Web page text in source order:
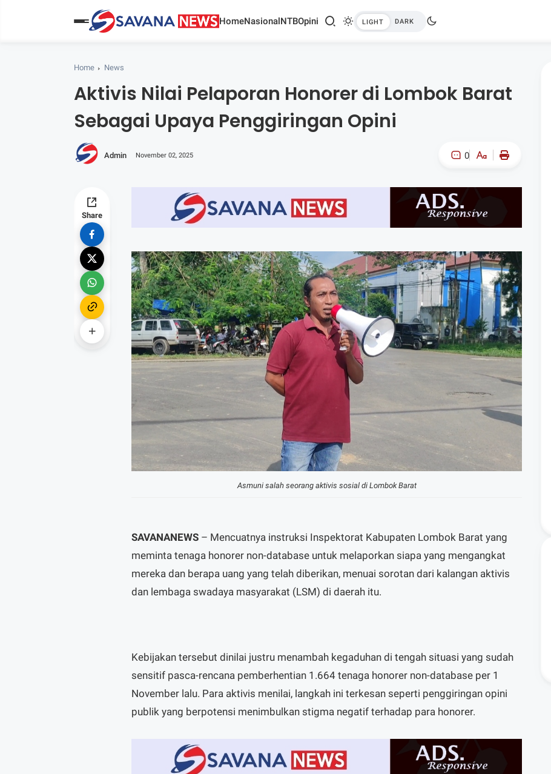
HomeNasionalNTBOpini
Home News
Aktivis Nilai Pelaporan Honorer di Lombok Barat
Sebagai Upaya Penggiringan Opini
Admin November 02, 2025 0
A-
Share
Asmuni salah seorang aktivis sosial di Lombok Barat
SAVANANEWS – Mencuatnya instruksi Inspektorat Kabupaten Lombok Barat yang
meminta tenaga honorer non-database untuk melaporkan siapa yang mengangkat
mereka dan berapa uang yang telah diberikan, menuai sorotan dari kalangan aktivis
dan lembaga swadaya masyarakat (LSM) di daerah itu.
Kebijakan tersebut dinilai justru menambah kegaduhan di tengah situasi yang sudah
sensitif pasca-rencana pemberhentian 1.664 tenaga honorer non-database per 1
November lalu. Para aktivis menilai, langkah ini terkesan seperti penggiringan opini
publik yang berpotensi menimbulkan stigma negatif terhadap para honorer.